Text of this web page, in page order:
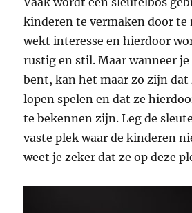
kinderen te vermaken door te
wekt interesse en hierdoor
rustig en stil. Maar wanneer
bent, kan het maar zo zijn dat
lopen spelen en dat ze
te bekennen zijn. Leg de
vaste plek waar de kinderen
weet je zeker dat ze op deze